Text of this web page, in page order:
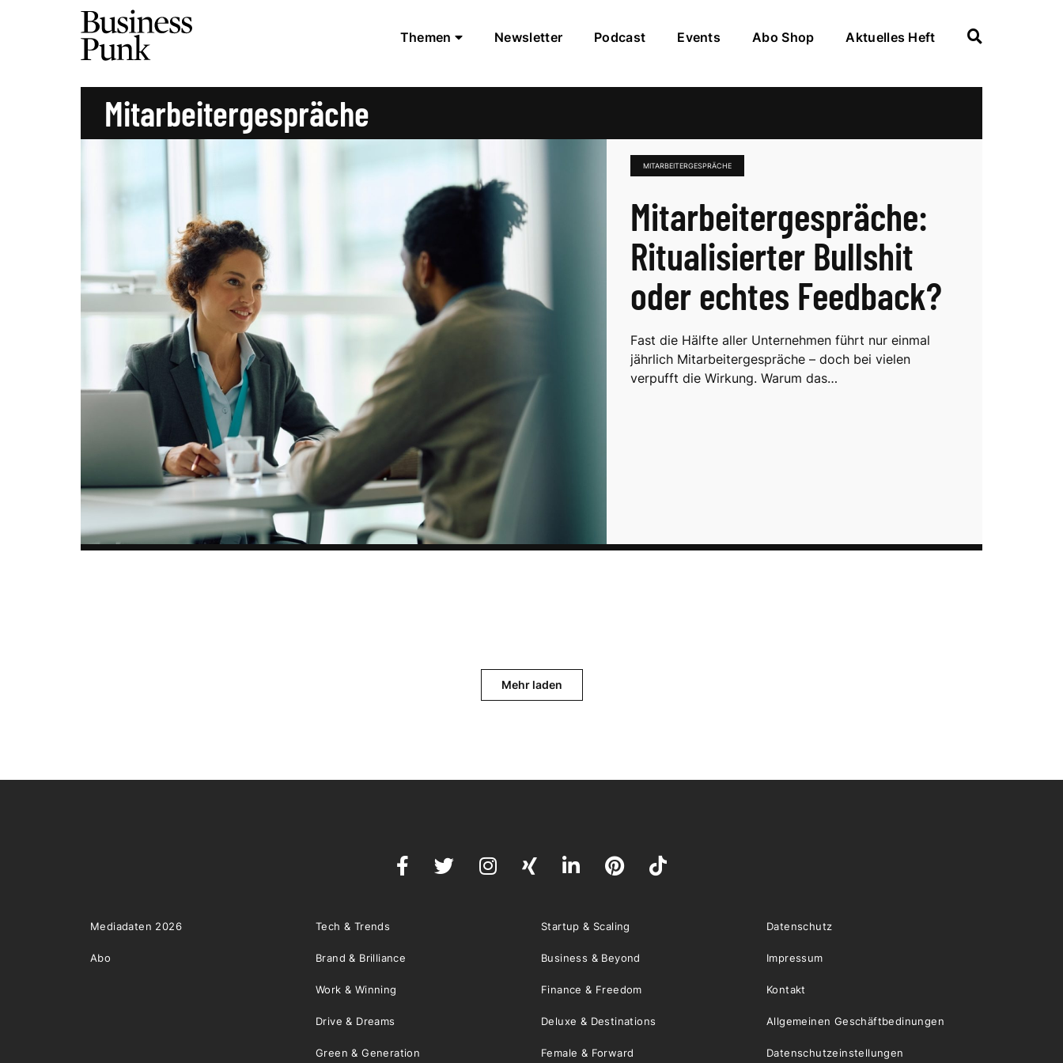
Themen Newsletter Podcast Events Abo Shop Aktuelles Heft
Mitarbeitergespräche
MITARBEITERGESPRÄCHE
Mitarbeitergespräche:
Ritualisierter Bullshit
oder echtes Feedback?
Fast die Hälfte aller Unternehmen führt nur einmal
jährlich Mitarbeitergespräche – doch bei vielen
verpufft die Wirkung. Warum das…
Mehr laden
Mediadaten 2026
Abo
Tech & Trends Startup & Scaling
Brand & Brilliance Business & Beyond
Work & Winning Finance & Freedom
Drive & Dreams Deluxe & Destinations
Green & Generation Female & Forward
Datenschutz
Impressum
Kontakt
Allgemeinen Geschäftbedinungen
Datenschutzeinstellungen